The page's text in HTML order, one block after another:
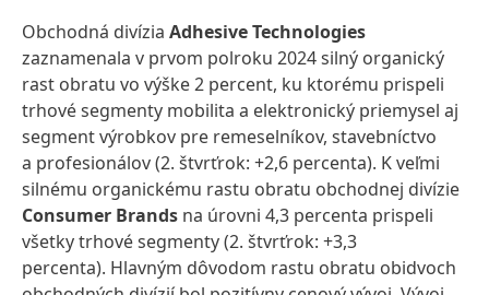
Obchodná divízia Adhesive Technologies
zaznamenala v prvom polroku 2024 silný organický
rast obratu vo výške 2 percent, ku ktorému prispeli
trhové segmenty mobilita a elektronický priemysel aj
segment výrobkov pre remeselníkov, stavebníctvo
a profesionálov (2. štvrťrok: +2,6 percenta). K veľmi
silnému organickému rastu obratu obchodnej divízie
Consumer Brands na úrovni 4,3 percenta prispeli
všetky trhové segmenty (2. štvrťrok: +3,3
percenta). Hlavným dôvodom rastu obratu obidvoch